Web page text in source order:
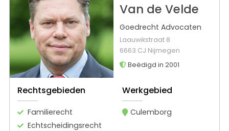
Van de Velde
Goedrecht Advocaten
Laauwikstraat 8
6663 CJ Nijmegen
Beëdigd in 2001
Rechtsgebieden
Familierecht
Echtscheidingsrecht
Werkgebied
Culemborg